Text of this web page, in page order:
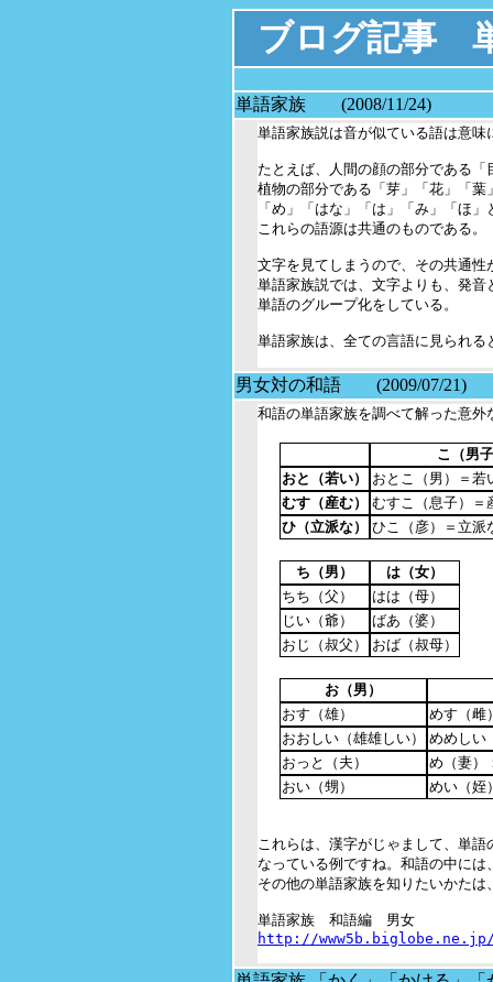
ブログ記事
単語家族 (2008/11/24)
単語家族説は音が似ている語は意
たとえば、人間の顔の部分である
植物の部分である「芽」「花」「葉
「め」「はな」「は」「み」「ほ
これらの語源は共通のものである。
文字を見てしまうので、その共通性
単語家族説では、文字よりも、発
単語のグループ化をしている。
単語家族は、全ての言語に見られる
男女対の和語 (2009/07/21)
和語の単語家族を調べて解った意外
こ（男
おと（若い）
おとこ（男）＝若
むす（産む）
むすこ（息子）＝
ひ（立派な）
ひこ（彦）＝立派
ち（男）
は（女）
ちち（父）
はは（母）
じい（爺）
ばあ（婆）
おじ（叔父）
おば（叔母）
お（男）
おす（雄）
めす（雌
おおしい（雄雄しい）
めめしい
おっと（夫）
め（妻）
おい（甥）
めい（姪
これらは、漢字がじゃまして、単
なっている例ですね。和語の中に
その他の単語家族を知りたいかた
http://